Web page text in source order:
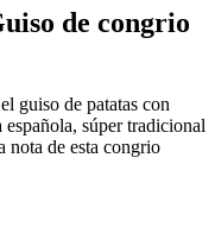
de congrio
guiso de patatas con
súper tradicional
nota de esta congrio